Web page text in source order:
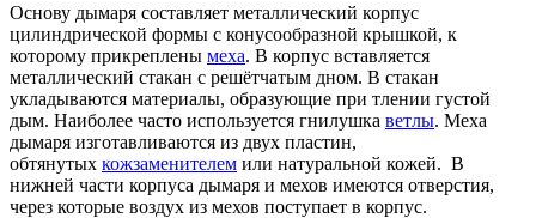
Основу дымаря составляет металлический корпус
цилиндрической формы с конусообразной крышкой, к
которому прикреплены меха. В корпус вставляется
металлический стакан с решётчатым дном. В стакан
укладываются материалы, образующие при тлении густой
дым. Наиболее часто используется гнилушка ветлы. Меха
дымаря изготавливаются из двух пластин,
обтянутых кожзаменителем или натуральной кожей. В
нижней части корпуса дымаря и мехов имеются отверстия,
через которые воздух из мехов поступает в корпус.